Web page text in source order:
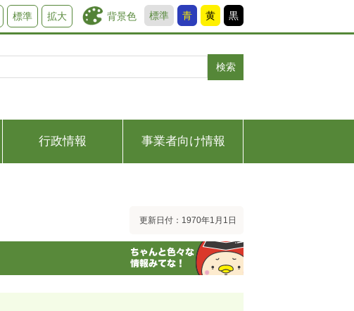
背景色 標準 青 黄 黒
標準 拡大
検索
行政情報 事業者向け情報
更新日付：1970年1月1日